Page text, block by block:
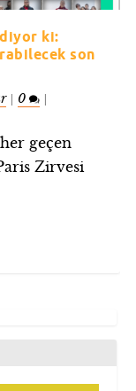
diyor ki:
son
| 0 |
geçen
Zirvesi